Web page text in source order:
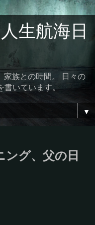
生航海日
家族との時間。 日々の
書いています。
▼
ング、父の日